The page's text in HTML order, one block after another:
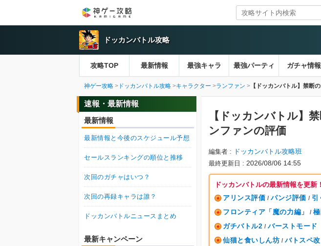
ドッカンバトル攻略
攻略TOP 最新情報 最強キャラ 最強パーティ ガチャ情報
神ゲー攻略 ドッカンバトル攻略 キャラクター ランファン 【ドッカンバトル】禁断
【ドッカンバトル】
ンファンの評価
編集者 ドッカンバトル攻略班
最終更新日 2026/08/06 14:55
ドッカンバトルの最新情報を更新！
アリンス評価 / パンジ評価 / 引
フロンティア「魔の力編」
/
ガチバトル2 / バーストモード
仙猫と食いしん坊 / バトスペ
速報・最新情報
最新情報
最新情報と今後のスケジュール予想
セールスランキングの順位と推移
次回のガチャはいつ？
次回の再録キャラは誰？
ドッカンバトルニュースまとめ
最新キャンペーン